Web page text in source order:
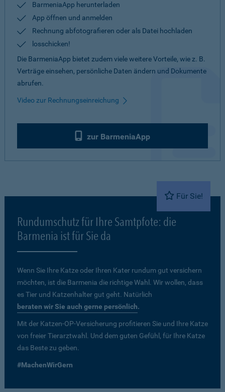
BarmeniaApp herunterladen
App öffnen und anmelden
Rechnung abfotografieren oder als Datei hochladen
losschicken!
Die BarmeniaApp bietet zudem viele weitere Vorteile, wie z. B.
Verträge einsehen, persönliche Daten ändern und Dokumente
abrufen.
Video zur Rechnungseinreichung
zur BarmeniaApp
Für Sie!
Rundumschutz für Ihre Samtpfote: die
Barmenia ist für Sie da
Wenn Sie Ihre Katze oder Ihren Kater rundum gut versichern
möchten, ist die Barmenia die richtige Wahl. Wir wollen, dass
es Tier und Katzenhalter gut geht. Natürlich
beraten wir Sie auch gerne persönlich.
Mit der Katzen-OP-Versicherung profitieren Sie und Ihre Katze
von freier Tierarztwahl. Und dem guten Gefühl, für Ihre Katze
das Beste zu geben.
#MachenWirGern